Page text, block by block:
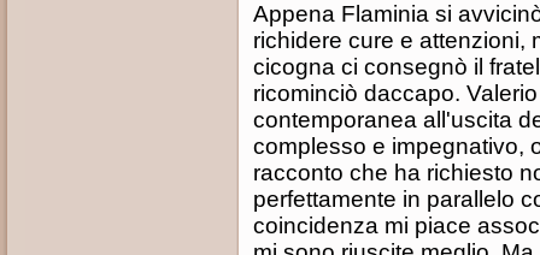
Appena Flaminia si
richidere cure e attenzioni,
cicogna ci consegnò il
ricominciò daccapo.
contemporanea all'uscita
complesso e impegnativo,
racconto che ha richiesto
perfettamente in parallelo
coincidenza mi piace